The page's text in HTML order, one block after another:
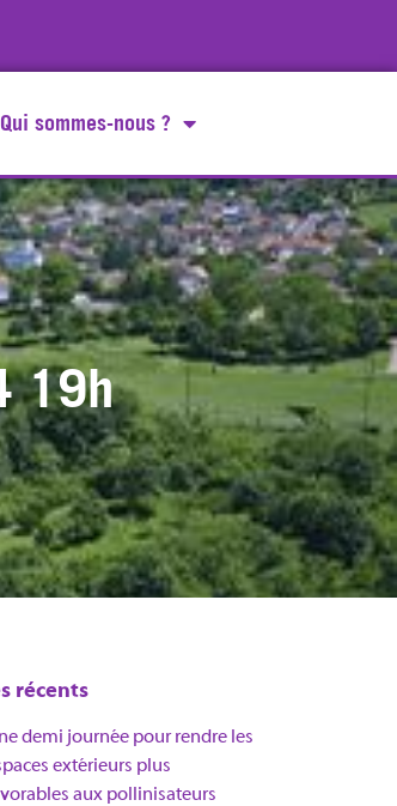
Qui sommes-nous ?
19h
récents
demi journée pour rendre les
extérieurs plus
aux pollinisateurs